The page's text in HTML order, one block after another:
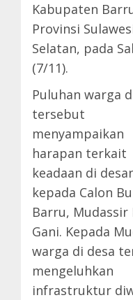
Kabupaten
Provinsi
Selatan, pada
(7/11).
Puluhan warga
tersebut
menyampaikan
harapan terkait
keadaan di
kepada Calon
Barru, Mudassir
Gani. Kepada
warga di desa
mengeluhkan
infrastruktur